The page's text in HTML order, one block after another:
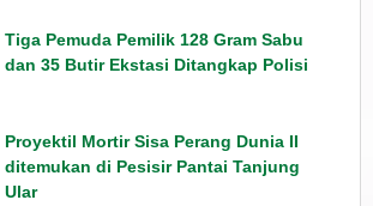
Tiga Pemuda Pemilik 128 Gram Sabu
dan 35 Butir Ekstasi Ditangkap Polisi
Proyektil Mortir Sisa Perang Dunia II
ditemukan di Pesisir Pantai Tanjung
Ular